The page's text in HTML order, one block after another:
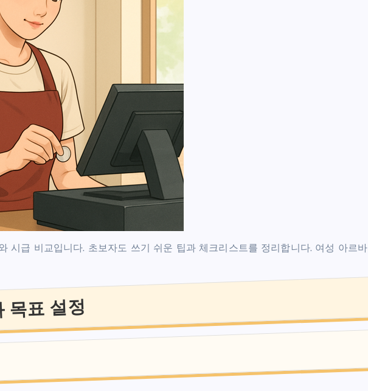
시급 비교입니다. 초보자도 쓰기 쉬운 팁과 체크리스트를 정리합니다. 여성 아르바
목표 설정